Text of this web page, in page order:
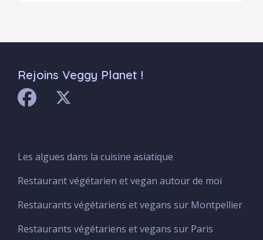
Rejoins Veggy Planet !
Menu
Footer
Les algues dans la cuisine asiatique
Restaurant végétarien et vegan autour de moi
Restaurants végétariens et vegans sur Montpellier
Restaurants végétariens et vegans sur Paris